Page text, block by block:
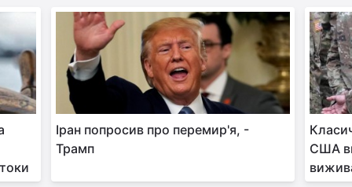
Іран попросив про перемир'я, -
Трамп
США